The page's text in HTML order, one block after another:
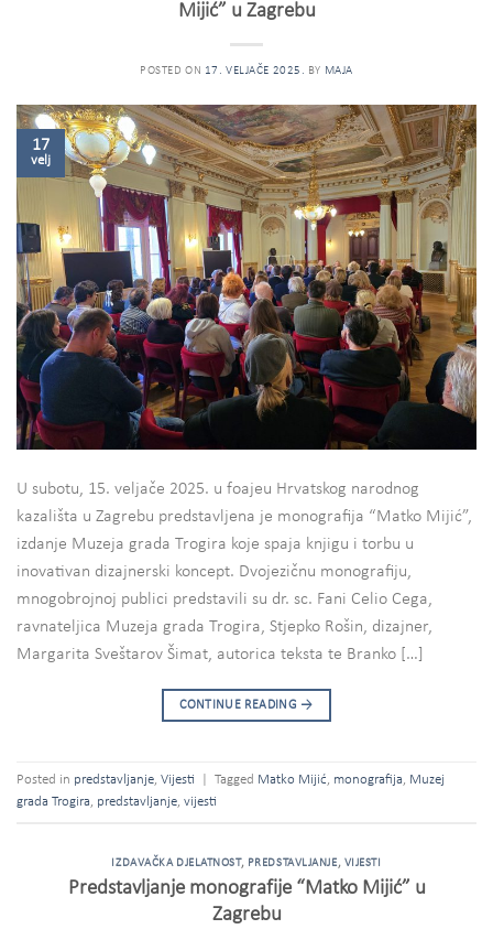
Mijić” u Zagrebu
POSTED ON 17. VELJAČE 2025. BY MAJA
17
velj
U subotu, 15. veljače 2025. u foajeu Hrvatskog narodnog
kazališta u Zagrebu predstavljena je monografija “Matko Mijić”,
izdanje Muzeja grada Trogira koje spaja knjigu i torbu u
inovativan dizajnerski koncept. Dvojezičnu monografiju,
mnogobrojnoj publici predstavili su dr. sc. Fani Celio Cega,
ravnateljica Muzeja grada Trogira, Stjepko Rošin, dizajner,
Margarita Sveštarov Šimat, autorica teksta te Branko […]
CONTINUE READING →
Posted in predstavljanje, Vijesti Tagged Matko Mijić, monografija, Muzej
grada Trogira, predstavljanje, vijesti
IZDAVAČKA DJELATNOST, PREDSTAVLJANJE, VIJESTI
Predstavljanje monografije “Matko Mijić” u
Zagrebu